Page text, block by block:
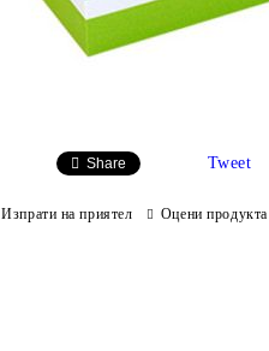
Share Tweet
Изпрати на приятел Оцени продукта